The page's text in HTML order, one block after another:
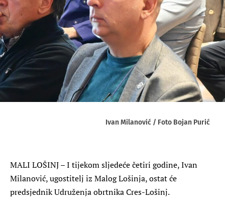
Ivan Milanović / Foto Bojan Purić
MALI LOŠINJ – I tijekom sljedeće četiri godine, Ivan
Milanović, ugostitelj iz Malog Lošinja, ostat će
predsjednik Udruženja obrtnika Cres-Lošinj.